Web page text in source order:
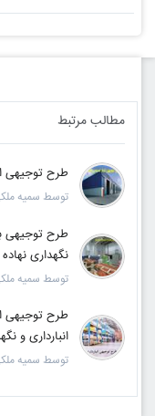
مطالب مرتبط
طرح توجیهی
توسط سمیه
طرح توجیهی
نگهداری
توسط سمیه
طرح توجیهی
انبارداری و
توسط سمیه